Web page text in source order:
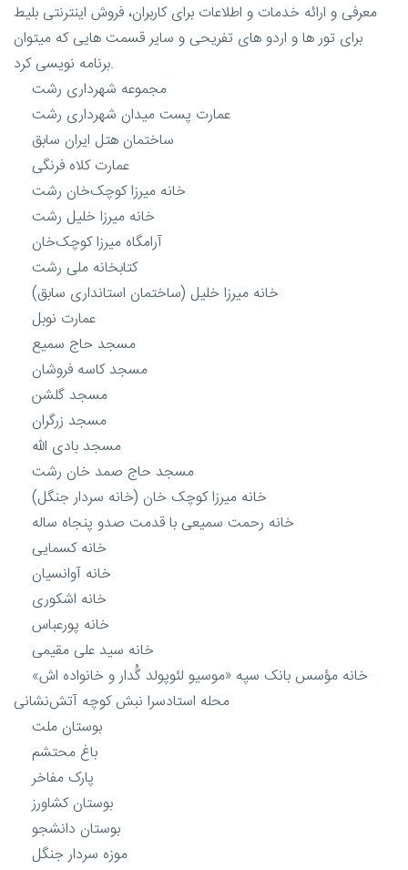
معرفی و ارائه خدمات و اطلاعات برای کاربران، فروش اینترنتی بلیط
برای تور ها و اردو های تفریحی و سایر قسمت هایی که میتوان
برنامه نویسی کرد.
مجموعه شهرداری رشت
عمارت پست میدان شهرداری رشت
ساختمان هتل ایران سابق
عمارت کلاه فرنگی
خانه میرزا کوچک‌خان رشت
خانه میرزا خلیل رشت
آرامگاه میرزا کوچک‌خان
کتابخانه ملی رشت
خانه میرزا خلیل (ساختمان استانداری سابق)
عمارت نوبل
مسجد حاج سمیع
مسجد کاسه فروشان
مسجد گلشن
مسجد زرگران
مسجد بادی الله
مسجد حاج صمد خان رشت
خانه میرزا کوچک خان (خانه سردار جنگل)
خانه رحمت سمیعی با قدمت صدو پنجاه ساله
خانه کسمایی
خانه آوانسیان
خانه اشکوری
خانه پورعباس
خانه سید علی مقیمی
محله استادسرا نبش کوچه آتش‌نشانی
بوستان ملت
باغ محتشم
پارک مفاخر
بوستان کشاورز
بوستان دانشجو
موزه سردار جنگل